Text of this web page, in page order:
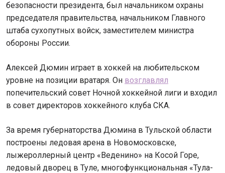
безопасности президента, был начальником охраны
председателя правительства, начальником Главного
штаба сухопутных войск, заместителем министра
обороны России.
Алексей Дюмин играет в хоккей на любительском
уровне на позиции вратаря. Он возглавлял
попечительский совет Ночной хоккейной лиги и входил
в совет директоров хоккейного клуба СКА.
За время губернаторства Дюмина в Тульской области
построены ледовая арена в Новомосковске,
лыжероллерный центр «Веденино» на Косой Горе,
ледовый дворец в Туле, многофункциональная «Тула-